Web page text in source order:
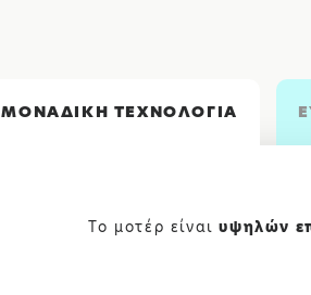
ΜΟΝΑΔΙΚΗ ΤΕΧΝΟΛΟΓΙΑ
Το μοτέρ είναιυψηλών